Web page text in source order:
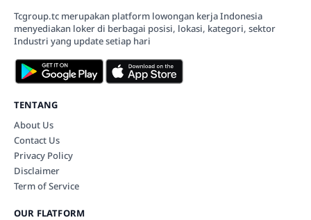
Tcgroup.tc merupakan platform lowongan kerja Indonesia
menyediakan loker di berbagai posisi, lokasi, kategori, sektor
Industri yang update setiap hari
TENTANG
About Us
Contact Us
Privacy Policy
Disclaimer
Term of Service
OUR FLATFORM